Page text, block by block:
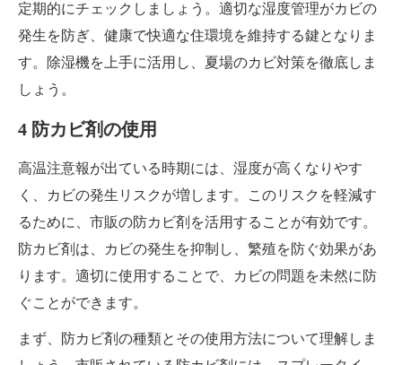
定期的にチェックしましょう。適切な湿度管理がカビの
発生を防ぎ、健康で快適な住環境を維持する鍵となりま
す。除湿機を上手に活用し、夏場のカビ対策を徹底しま
しょう。
4 防カビ剤の使用
高温注意報が出ている時期には、湿度が高くなりやす
く、カビの発生リスクが増します。このリスクを軽減す
るために、市販の防カビ剤を活用することが有効です。
防カビ剤は、カビの発生を抑制し、繁殖を防ぐ効果があ
ります。適切に使用することで、カビの問題を未然に防
ぐことができます。
まず、防カビ剤の種類とその使用方法について理解しま